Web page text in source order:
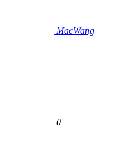
MacWang
0